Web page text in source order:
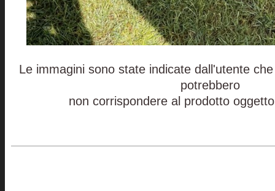
Le immagini sono state indicate dall'utente
potrebbero
non corrispondere al prodotto